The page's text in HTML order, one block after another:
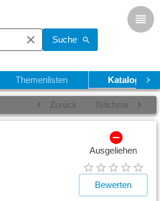
Suche
Themenlisten
Zurück Nächste
Ausgeliehen
Bewerten